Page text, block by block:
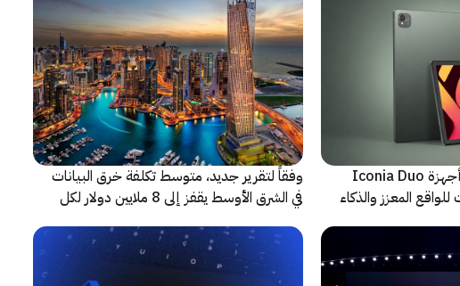
شركة Acer تكشف عن أجهزة Iconia Duo
المعزز والذكاء
وفقاً لتقرير جديد، متوسط تكلفة خرق البيانات
في الشرق الأوسط يقفز إلى 8 ملايين دولار لكل